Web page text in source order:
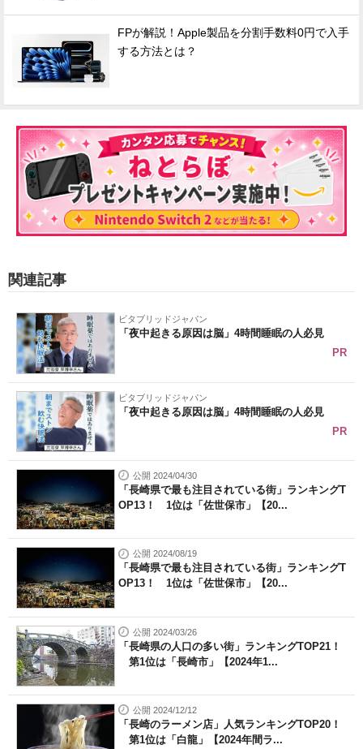
FPが解説！Apple製品を分割手数料0円で入手
する方法とは？
関連記事
ビタブリッドジャパン
「夜中起きる原因は脳」4時間睡眠の人必見
PR
ビタブリッドジャパン
「夜中起きる原因は脳」4時間睡眠の人必見
PR
公開 2024/04/30
「長崎県で最も注目されている街」ランキングT
OP13！ 1位は「佐世保市」【20...
公開 2024/08/19
「長崎県で最も注目されている街」ランキングT
OP13！ 1位は「佐世保市」【20...
公開 2024/03/26
「長崎県の人口の多い街」ランキングTOP21！
第1位は「長崎市」【2024年1...
公開 2024/12/12
「長崎のラーメン店」人気ランキングTOP20！
第1位は「白龍」【2024年間ラ...